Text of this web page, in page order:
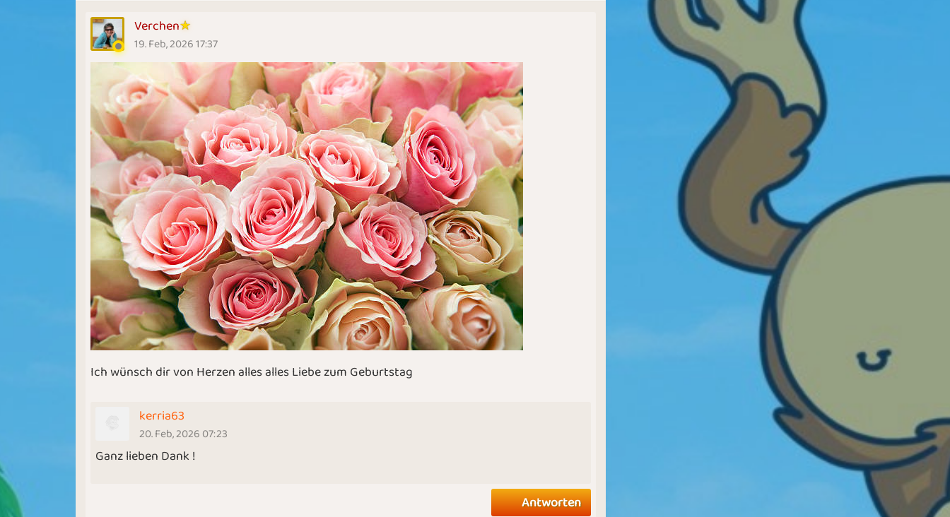
Verchen
19. Feb, 2026 17:37
Ich wünsch dir von Herzen alles alles Liebe zum Geburtstag
kerria63
20. Feb, 2026 07:23
Ganz lieben Dank !
Antworten